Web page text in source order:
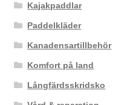
Kajakpaddlar
Paddelkläder
Kanadensartillbehör
Komfort på land
Långfärdsskridsko